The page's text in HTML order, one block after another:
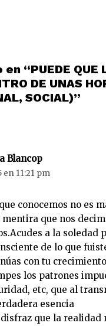
“PUEDE QUE
DE UNAS
SOCIAL)”
Blancop
en 11:21 pm
conocemos no es
mentira que nos
a la soledad
de lo que
con tu
los patrones
etc, que al
esencia
que la realidad